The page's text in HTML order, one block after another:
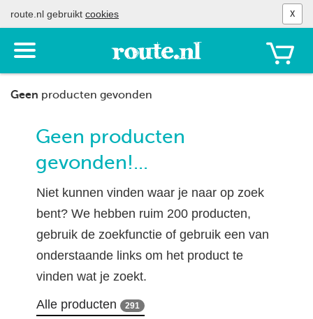
route.nl gebruikt cookies X
Toon
het
menu
Geen producten gevonden
Geen producten
gevonden!...
Niet kunnen vinden waar je naar op zoek
bent? We hebben ruim 200 producten,
gebruik de zoekfunctie of gebruik een van
onderstaande links om het product te
vinden wat je zoekt.
Alle producten 291